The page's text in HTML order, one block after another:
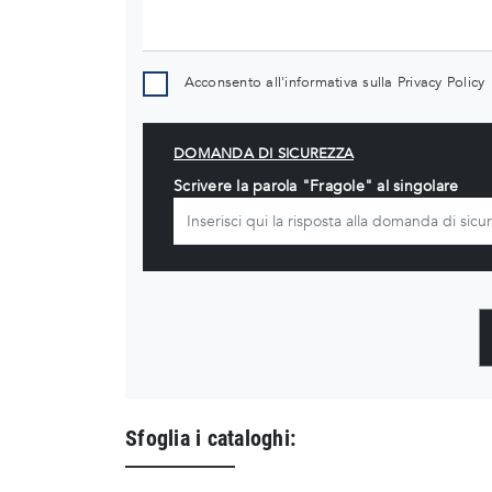
Acconsento all'informativa sulla Privacy Policy
DOMANDA DI SICUREZZA
Scrivere la parola "Fragole" al singolare
Sfoglia i cataloghi: